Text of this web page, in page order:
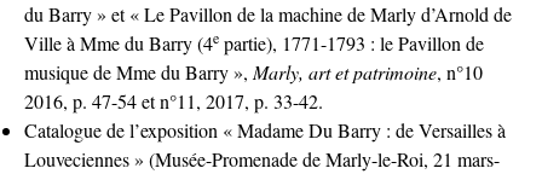
du Barry » et « Le Pavillon de la machine de Marly d’Arnold de
Ville à Mme du Barry (4e partie), 1771-1793 : le Pavillon de
musique de Mme du Barry »,Marly, art et patrimoine, n°10
2016, p. 47-54 et n°11, 2017, p. 33-42.
Catalogue de l’exposition « Madame Du Barry : de Versailles à
Louveciennes » (Musée-Promenade de Marly-le-Roi, 21 mars-